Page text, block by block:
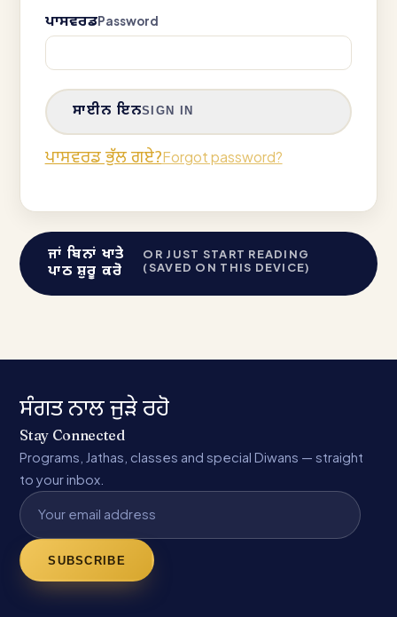
ਪਾਸਵਰਡPassword
ਸਾਈਨ ਇਨSIGN IN
ਪਾਸਵਰਡ ਭੁੱਲ ਗਏ?Forgot password?
ਜਾਂ ਬਿਨਾਂ ਖਾਤੇ
ਪਾਠ ਸ਼ੁਰੂ ਕਰੋ
OR JUST START READING
(SAVED ON THIS DEVICE)
ਸੰਗਤ ਨਾਲ ਜੁੜੇ ਰਹੋ
Stay Connected
Programs, Jathas, classes and special Diwans — straight
to your inbox.
SUBSCRIBE